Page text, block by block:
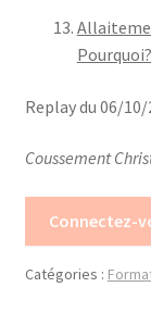
Mon compte
Formations
Pourquoi?
Replay du 06/10/
Coussement
Connectez-
Catégories :